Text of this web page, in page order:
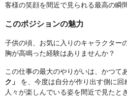
客様の笑顔を間近で見られる最高の瞬
このポジションの魅力
子供の頃、お気に入りのキャラクター
胸が高鳴った経験はありませんか？
この仕事の最大のやりがいは、かつて
ク」
を、今度は自分が作り出す側に
人々が楽しんでいる姿を間近で見たと